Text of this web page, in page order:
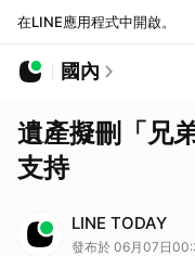
在LINE應用程式中開啟。
國內
遺產擬刪「兄
支持
LINE TODAY
發布於 06月07日